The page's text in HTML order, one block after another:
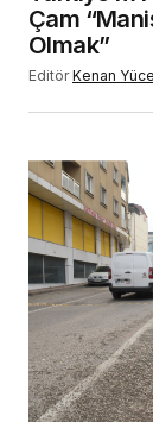
Çam
Olmak”
Editör Kenan